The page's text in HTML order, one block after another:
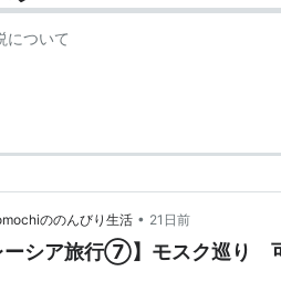
について
ののんびり生活 • 21日前
ーシア旅行⑦】モスク巡り